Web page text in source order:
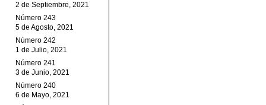
2 de Septiembre, 2021
Número 243
5 de Agosto, 2021
Número 242
1 de Julio, 2021
Número 241
3 de Junio, 2021
Número 240
6 de Mayo, 2021